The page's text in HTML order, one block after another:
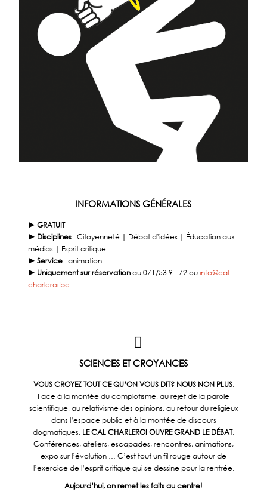
INFORMATIONS GÉNÉRALES
► GRATUIT
► Disciplines : Citoyenneté | Débat d’idées | Éducation aux
médias | Esprit critique
► Service : animation
► Uniquement sur réservationau 071/53.91.72 ouinfo@cal-
charleroi.be
SCIENCES ET CROYANCES
VOUS CROYEZ TOUT CE QU’ON VOUS DIT? NOUS NON PLUS.
Face à la montée du complotisme, au rejet de la parole
scientifique, au relativisme des opinions, au retour du religieux
dans l’espace public et à la montée de discours
dogmatiques, LE CAL CHARLEROI OUVRE GRAND LE DÉBAT.
Conférences, ateliers, escapades, rencontres, animations,
expo sur l’évolution … C’est tout un fil rouge autour de
l’exercice de l’esprit critique qui se dessine pour la rentrée.
Aujourd’hui, on remet les faits au centre!